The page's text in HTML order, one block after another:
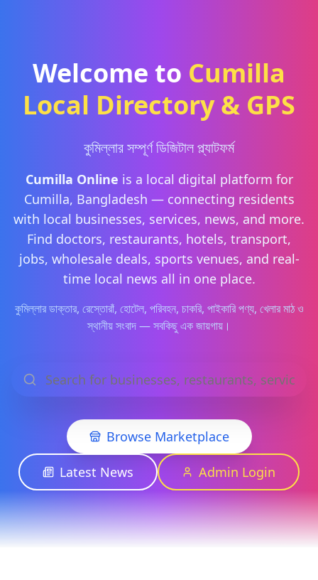
Welcome to Cumilla
Local Directory & GPS
কুমিল্লার সম্পূর্ণ ডিজিটাল প্ল্যাটফর্ম
Cumilla Online is a local digital platform for
Cumilla, Bangladesh — connecting residents
with local businesses, services, news, and more.
Find doctors, restaurants, hotels, transport,
jobs, wholesale deals, sports venues, and real-
time local news all in one place.
কুমিল্লার ডাক্তার, রেস্তোরাঁ, হোটেল, পরিবহন, চাকরি, পাইকারি পণ্য, খেলার মাঠ ও
স্থানীয় সংবাদ — সবকিছু এক জায়গায়।
Browse Marketplace
Latest News Admin Login